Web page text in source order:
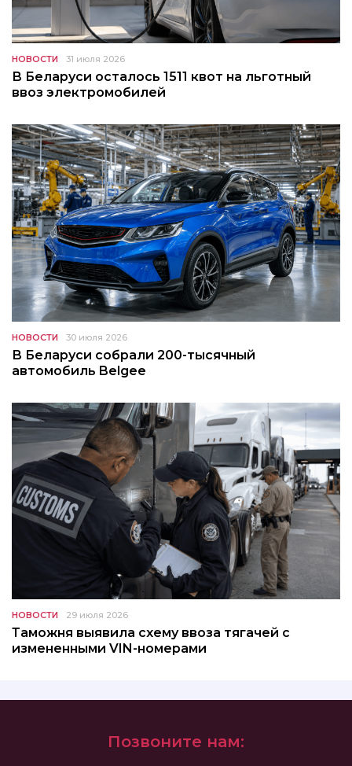
НОВОСТИ 31 июля 2026
В Беларуси осталось 1511 квот на льготный
ввоз электромобилей
НОВОСТИ 30 июля 2026
В Беларуси собрали 200-тысячный
автомобиль Belgee
НОВОСТИ 29 июля 2026
Таможня выявила схему ввоза тягачей с
измененными VIN-номерами
Позвоните нам: